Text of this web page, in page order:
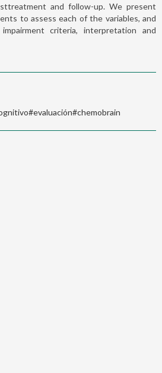
and follow-up. We present
to assess each of the variables, and
criteria, interpretation and